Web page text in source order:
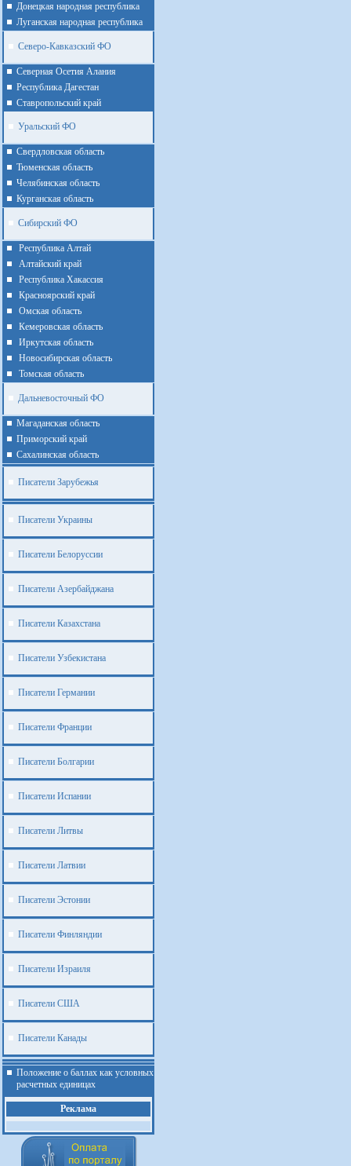
Донецкая народная республика
Луганская народная республика
Северо-Кавказский ФО
Северная Осетия Алания
Республика Дагестан
Ставропольский край
Уральский ФО
Cвердловская область
Тюменская область
Челябинская область
Курганская область
Сибирский ФО
Республика Алтай
Алтайcкий край
Республика Хакассия
Красноярский край
Омская область
Кемеровская область
Иркутская область
Новосибирская область
Томская область
Дальневосточный ФО
Магаданская область
Приморский край
Cахалинская область
Писатели Зарубежья
Писатели Украины
Писатели Белоруссии
Писатели Азербайджана
Писатели Казахстана
Писатели Узбекистана
Писатели Германии
Писатели Франции
Писатели Болгарии
Писатели Испании
Писатели Литвы
Писатели Латвии
Писатели Эстонии
Писатели Финляндии
Писатели Израиля
Писатели США
Писатели Канады
Положение о баллах как условных
расчетных единицах
Реклама